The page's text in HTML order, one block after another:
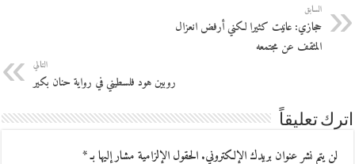
السابق
حجازي: عانيت كثيرا لكني أرفض انعزال
المثقف عن مجتمعه
التالي
روبين هود فلسطيني في رواية حنان بكير
اترك تعليقاً
لن يتم نشر عنوان بريدك الإلكتروني.الحقول الإلزامية مشار إليها بـ*